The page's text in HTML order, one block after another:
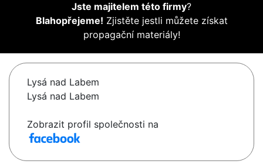
Jste majitelem této firmy?
Blahopřejeme! Zjistěte jestli můžete získat
propagační materiály!
Lysá nad Labem
Lysá nad Labem
Zobrazit profil společnosti na